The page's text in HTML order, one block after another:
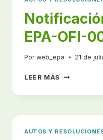
2025
EPA-OFI-
Por web_epa 21 de
LEER MÁS
AVISO
OFI-
2025
AUTOS Y